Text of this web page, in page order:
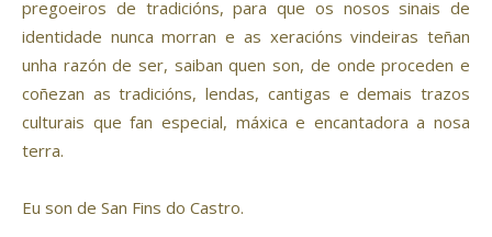
pregoeiros de tradicións, para que os nosos sinais de
identidade nunca morran e as xeracións vindeiras teñan
unha razón de ser, saiban quen son, de onde proceden e
coñezan as tradicións, lendas, cantigas e demais trazos
culturais que fan especial, máxica e encantadora a nosa
terra.
Eu son de San Fins do Castro.